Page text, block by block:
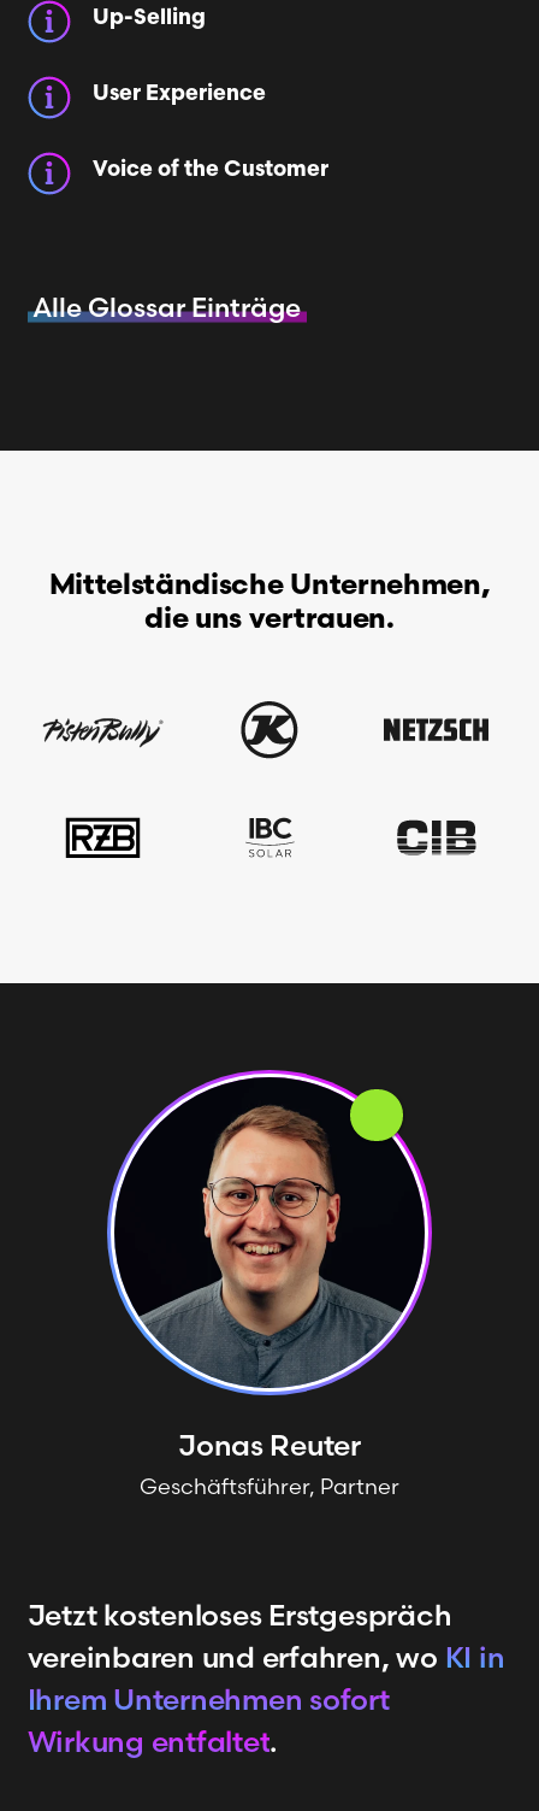
Up-Selling
User Experience
Voice of the Customer
Alle Glossar Einträge
Mittelständische Unternehmen,
die uns vertrauen.
Jonas Reuter
Geschäftsführer, Partner
Jetzt kostenloses Erstgespräch
vereinbaren und erfahren, wo KI in
Ihrem Unternehmen sofort
Wirkung entfaltet.